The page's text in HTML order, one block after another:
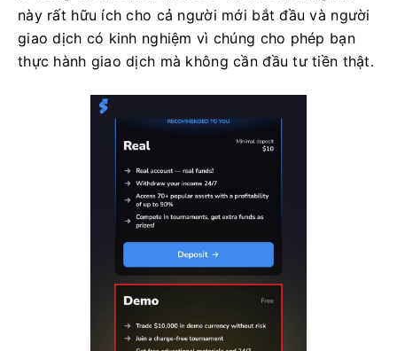
này rất hữu ích cho cả người mới bắt đầu và người
giao dịch có kinh nghiệm vì chúng cho phép bạn
thực hành giao dịch mà không cần đầu tư tiền thật.